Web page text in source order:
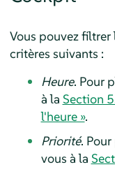
Vous pouvez
critères suivants :
Heure. Pour
à la Section
l'heure ».
Priorité.
vous à la